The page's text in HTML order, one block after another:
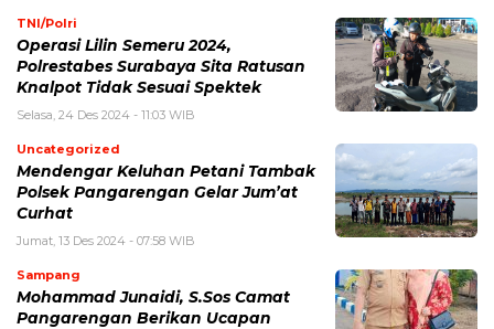
TNI/Polri
Operasi Lilin Semeru 2024,
Polrestabes Surabaya Sita Ratusan
Knalpot Tidak Sesuai Spektek
Selasa, 24 Des 2024 - 11:03 WIB
Uncategorized
Mendengar Keluhan Petani Tambak
Polsek Pangarengan Gelar Jum’at
Curhat
Jumat, 13 Des 2024 - 07:58 WIB
Sampang
Mohammad Junaidi, S.Sos Camat
Pangarengan Berikan Ucapan